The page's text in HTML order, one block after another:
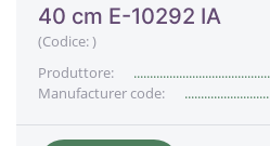
40 cm E-10292 IA
(Codice:)
Produttore:
Manufacturer code: